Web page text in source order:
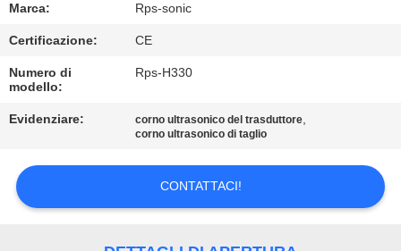
CONTATTICI
NOTIZIE
MAPPA
Marca: Rps-sonic
Certificazione: CE
Numero di
modello:
Rps-H330
Evidenziare: corno ultrasonico del trasduttore,
corno ultrasonico di taglio
CONTATTACI!